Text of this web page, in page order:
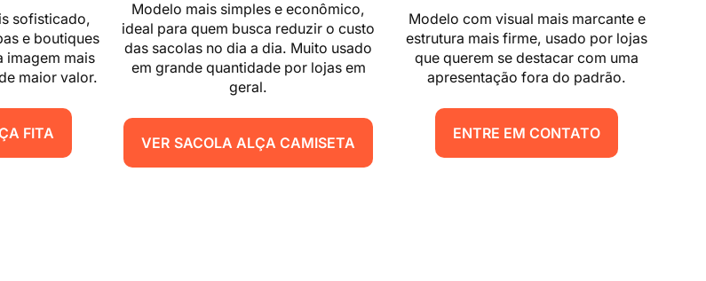
sofisticado,
e boutiques
imagem mais
maior valor.
FITA
Modelo mais simples e econômico,
ideal para quem busca reduzir o custo
das sacolas no dia a dia. Muito usado
em grande quantidade por lojas em
geral.
VER SACOLA ALÇA CAMISETA
Modelo com visual mais marcante e
estrutura mais firme, usado por lojas
que querem se destacar com uma
apresentação fora do padrão.
ENTRE EM CONTATO